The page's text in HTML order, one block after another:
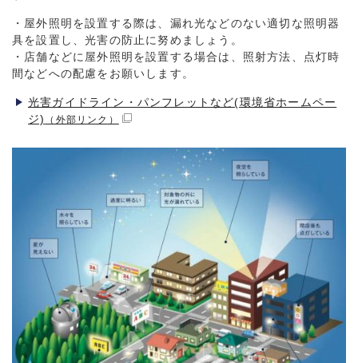
・屋外照明を設置する際は、漏れ光などのない適切な照明器
具を設置し、光害の防止に努めましょう。
・店舗などに屋外照明を設置する場合は、照射方法、点灯時
間などへの配慮をお願いします。
光害ガイドライン・パンフレットなど(環境省ホームペー
ジ)
（外部リンク）